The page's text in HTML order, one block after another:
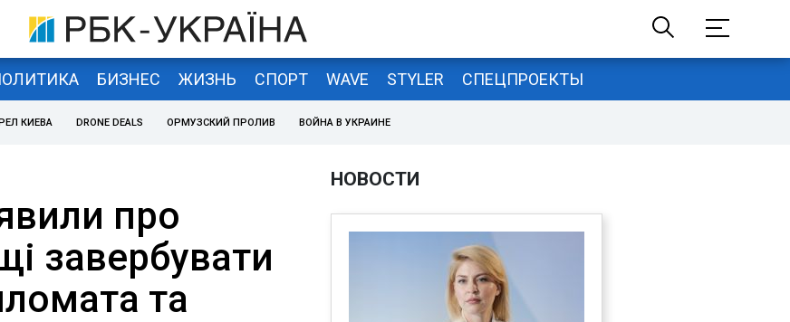
БИЗНЕС ЖИЗНЬ СПОРТ WAVE STYLER СПЕЦПРОЕКТЫ
КИЕВА DRONE DEALS ОРМУЗСКИЙ ПРОЛИВ ВОЙНА В УКРАИНЕ
про
завербувати
та
НОВОСТИ